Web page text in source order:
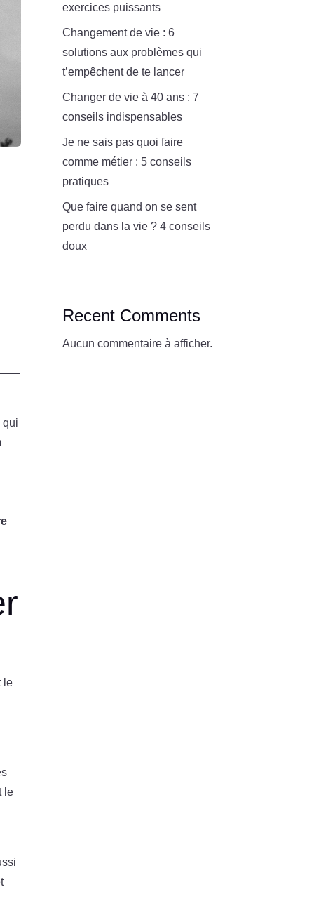
qui
le
le
exercices puissants
Changement de vie : 6
solutions aux problèmes qui
t’empêchent de te lancer
Changer de vie à 40 ans : 7
conseils indispensables
Je ne sais pas quoi faire
comme métier : 5 conseils
pratiques
Que faire quand on se sent
perdu dans la vie ? 4 conseils
doux
Recent Comments
Aucun commentaire à afficher.